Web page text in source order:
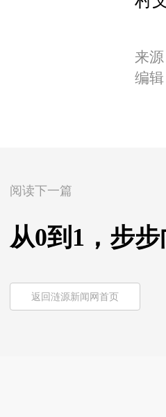
来
编
阅读下一篇
从0到1，步
返回涟源新闻网首页